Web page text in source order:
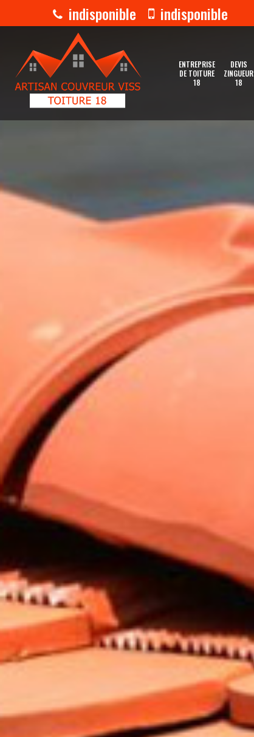
indisponible indisponible
ENTREPRISE
DE TOITURE
18
DEVIS
ZINGUEUR
18